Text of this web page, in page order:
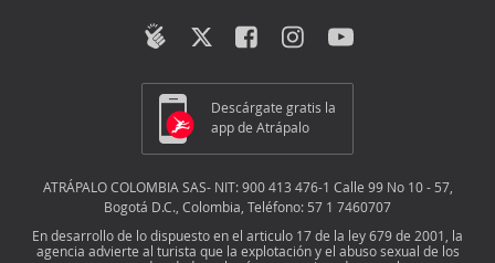
Descárgate gratis la
app de Atrápalo
ATRÁPALO COLOMBIA SAS- NIT: 900 413 476-1 Calle 99 No 10 - 57,
Bogotá D.C., Colombia, Teléfono: 57 1 7460707
En desarrollo de lo dispuesto en el articulo 17 de la ley 679 de 2001, la
agencia advierte al turista que la explotación y el abuso sexual de los